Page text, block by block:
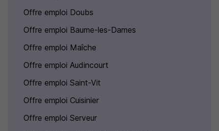
Offre emploi Doubs
Offre emploi Baume-les-Dames
Offre emploi Maîche
Offre emploi Audincourt
Offre emploi Saint-Vit
Offre emploi Cuisinier
Offre emploi Serveur